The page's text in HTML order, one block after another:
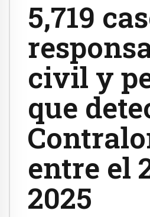
5,719
civil y
que
entre el
2025